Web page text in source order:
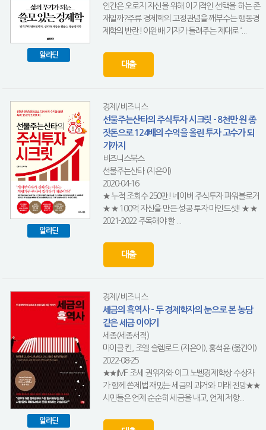
알라딘
인간은 오로지 자신을 위해 이기적인 선택을 하는 존
재일까?주류 경제학의 고정관념을 깨부수는 행동경
제학의 반란! 이완배 기자가 들려주는 제대로 ‘...
대출
알라딘
경제/비즈니스
선물주는산타의 주식투자 시크릿 - 8천만 원 종
잣돈으로 124배의 수익을 올린 투자 고수가 되
기까지
비즈니스북스
선물주는산타 (지은이)
2020-04-16
★ 누적 조회수 250만! 네이버 주식투자 파워블로거
★ ★ 100억 자산을 만든 성공 투자 마인드셋! ★ ★
2021-2022 주목해야 할 ...
대출
알라딘
경제/비즈니스
세금의 흑역사 - 두 경제학자의 눈으로 본 농담
같은 세금 이야기
세종(세종서적)
마이클 킨, 조엘 슬렘로드 (지은이), 홍석윤 (옮긴이)
2022-08-25
★★IMF 조세 권위자와 이그 노벨경제학상 수상자
가 함께 쓴제법 재밌는 세금의 과거와 미래 전망★★
시민들은 언제 순순히 세금을 내고, 언제 저항...